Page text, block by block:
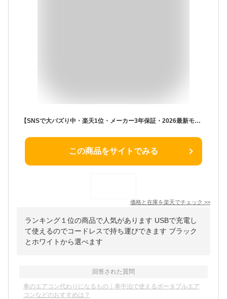
【SNSで大バズり中・楽天1位・メーカー3年保証・2026最新モデル】 クールエアーミスト ポータブルエアコン ポータブル冷風機 充電式 ポータブルクーラー 瞬間冷却ミニクーラー ミニエアコン 持ち運べるエアコン 冷風扇 車中泊 コードレス コンパクト 持ち運び スポット 卓上
この商品をサイトでみる
価格と在庫を楽天でチェック >>
ランキング１位の商品で人気があります USBで充電し
て使えるのでコードレスで持ち運びできます ブラック
とホワイトから選べます
回答された質問
車のエアコン代わりになるもの｜車中泊で使えるポータブルエア
コンなどのおすすめは？